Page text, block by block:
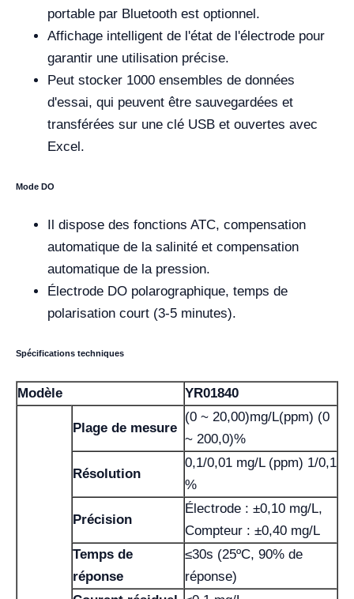
portable par Bluetooth est optionnel.
Affichage intelligent de l'état de l'électrode pour
garantir une utilisation précise.
Peut stocker 1000 ensembles de données
d'essai, qui peuvent être sauvegardées et
transférées sur une clé USB et ouvertes avec
Excel.
Mode DO
Il dispose des fonctions ATC, compensation
automatique de la salinité et compensation
automatique de la pression.
Électrode DO polarographique, temps de
polarisation court (3-5 minutes).
Spécifications techniques
Modèle YR01840
Plage de mesure
(0 ~ 20,00)mg/L(ppm) (0
~ 200,0)%
Résolution
0,1/0,01 mg/L (ppm) 1/0,1
%
Précision
Électrode : ±0,10 mg/L,
Compteur : ±0,40 mg/L
Temps de
réponse
≤30s (25ºC, 90% de
réponse)